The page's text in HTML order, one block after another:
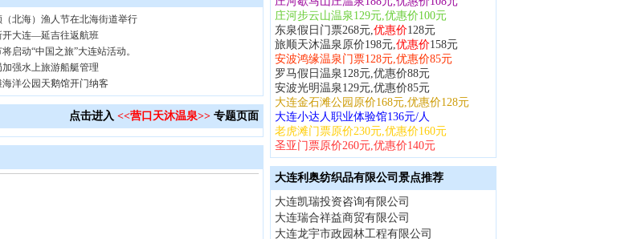
（北海）渔人节在北海街道举行
开大连—延吉往返航班
启动“中国之旅”大连站活动。
强水上旅游船艇管理
海洋公园天鹅馆开门纳客
点击进入 <<营口天沐温泉>> 专题页面
庄河步云山温泉129元,优惠价100元
东泉假日门票268元,优惠价128元
旅顺天沐温泉原价198元,优惠价158元
安波鸿缘温泉门票128元,优惠价85元
罗马假日温泉128元,优惠价88元
安波光明温泉129元,优惠价85元
大连金石滩公园原价168元,优惠价128元
大连小达人职业体验馆136元/人
老虎滩门票原价230元,优惠价160元
圣亚门票原价260元,优惠价140元
大连利奥纺织品有限公司景点推荐
大连凯瑞投资咨询有限公司
大连瑞合祥益商贸有限公司
大连龙宇市政园林工程有限公司